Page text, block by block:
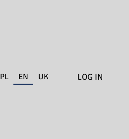
PL EN UK LOG IN